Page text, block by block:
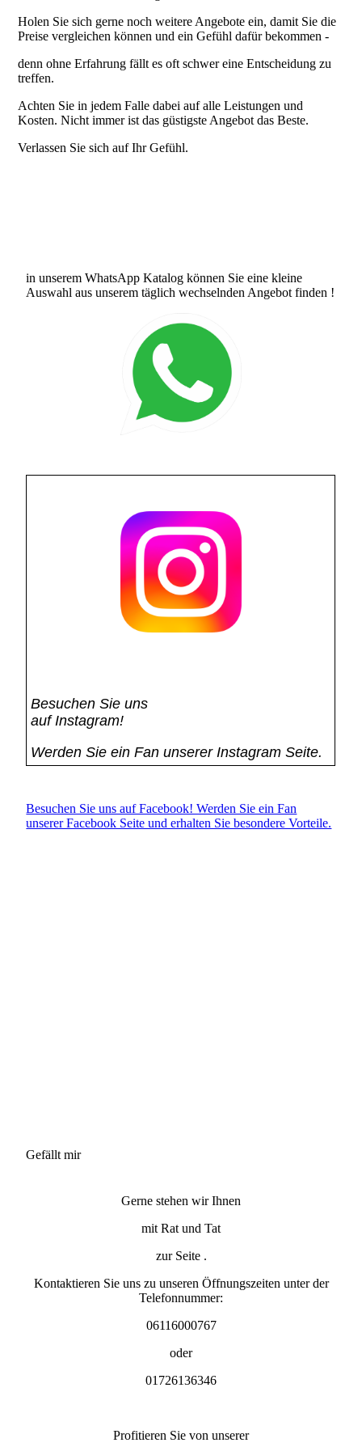
Holen Sie sich gerne noch weitere Angebote ein, damit Sie die
Preise vergleichen können und ein Gefühl dafür bekommen -
denn ohne Erfahrung fällt es oft schwer eine Entscheidung zu
treffen.
Achten Sie in jedem Falle dabei auf alle Leistungen und
Kosten. Nicht immer ist das güstigste Angebot das Beste.
Verlassen Sie sich auf Ihr Gefühl.
in unserem WhatsApp Katalog können Sie eine kleine
Auswahl aus unserem täglich wechselnden Angebot finden !
Besuchen Sie uns
auf Instagram!
Werden Sie ein Fan unserer Instagram Seite.
Besuchen Sie uns auf Facebook! Werden Sie ein Fan
unserer Facebook Seite und erhalten Sie besondere Vorteile.
Gefällt mir
Gerne stehen wir Ihnen
mit Rat und Tat
zur Seite .
Kontaktieren Sie uns zu unseren Öffnungszeiten unter der
Telefonnummer:
06116000767
oder
01726136346
Profitieren Sie von unserer